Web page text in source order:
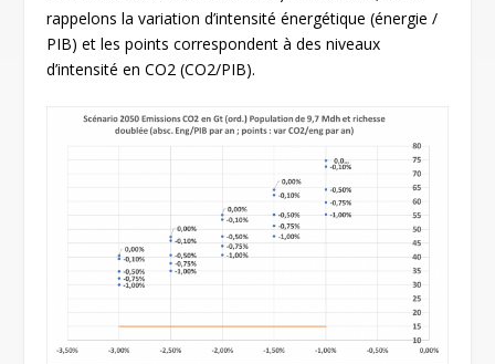
rappelons la variation d’intensité énergétique (énergie /
PIB) et les points correspondent à des niveaux
d’intensité en CO2 (CO2/PIB).